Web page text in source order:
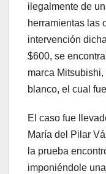
ilegalmente de
herramientas las
intervención
$600, se
marca
blanco, el cual
El caso fue
María del Pilar
la prueba
imponiéndole